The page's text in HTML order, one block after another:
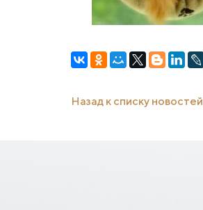
Назад к списку новостей